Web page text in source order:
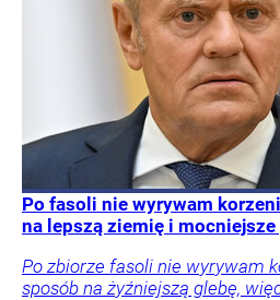
Po fasoli nie wyrywam
na lepszą ziemię i
Po zbiorze fasoli nie wyrywam
sposób na żyźniejszą glebę,